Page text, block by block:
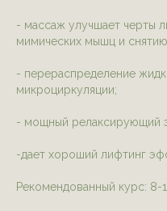
- массаж улучшает черты
мимических мышц и
- перераспределение
микроциркуляции;
- мощный релаксирующий
-дает хороший лифтинг
Рекомендованный курс: 8-